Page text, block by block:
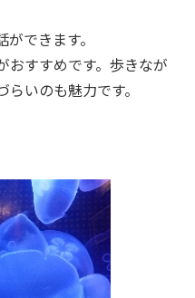
できます。
おすすめです。歩きなが
いのも魅力です。